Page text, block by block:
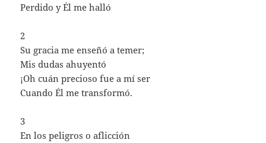
Perdido y Él me halló
2
Su gracia me enseñó a temer;
Mis dudas ahuyentó
¡Oh cuán precioso fue a mí ser
Cuando Él me transformó.
3
En los peligros o aflicción